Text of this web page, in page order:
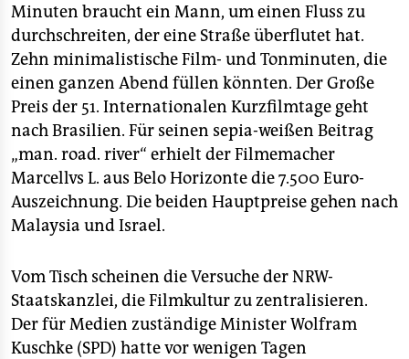
verlag
verlag
veranstaltungen
shop
fragen & hilfe
unterstützen
genossenschaft
epaper login
Minuten braucht ein Mann, um einen Fluss zu
durchschreiten, der eine Straße überflutet hat.
Zehn minimalistische Film- und Tonminuten, die
einen ganzen Abend füllen könnten. Der Große
Preis der 51. Internationalen Kurzfilmtage geht
nach Brasilien. Für seinen sepia-weißen Beitrag
„man. road. river“ erhielt der Filmemacher
Marcellvs L. aus Belo Horizonte die 7.500 Euro-
Auszeichnung. Die beiden Hauptpreise gehen nach
Malaysia und Israel.
Vom Tisch scheinen die Versuche der NRW-
Staatskanzlei, die Filmkultur zu zentralisieren.
Der für Medien zuständige Minister Wolfram
Kuschke (SPD) hatte vor wenigen Tagen